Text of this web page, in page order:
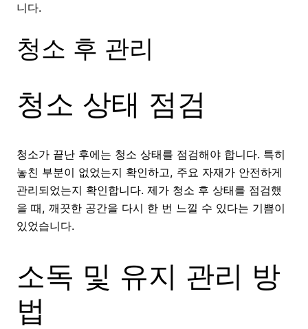
니다.
청소 후 관리
청소 상태 점검
청소가 끝난 후에는 청소 상태를 점검해야 합니다. 특히
놓친 부분이 없었는지 확인하고, 주요 자재가 안전하게
관리되었는지 확인합니다. 제가 청소 후 상태를 점검했
을 때, 깨끗한 공간을 다시 한 번 느낄 수 있다는 기쁨이
있었습니다.
소독 및 유지 관리 방
법